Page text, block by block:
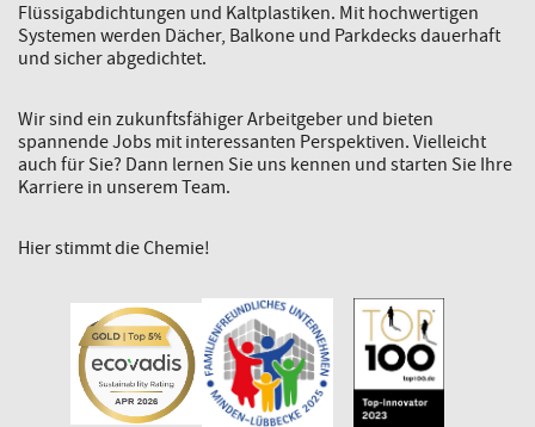
Flüssigabdichtungen und Kaltplastiken. Mit hochwertigen
Systemen werden Dächer, Balkone und Parkdecks dauerhaft
und sicher abgedichtet.
Wir sind ein zukunftsfähiger Arbeitgeber und bieten
spannende Jobs mit interessanten Perspektiven. Vielleicht
auch für Sie? Dann lernen Sie uns kennen und starten Sie Ihre
Karriere in unserem Team.
Hier stimmt die Chemie!